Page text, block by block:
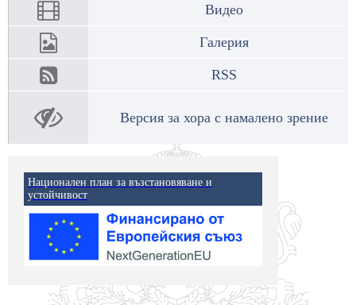
Видео
Галерия
RSS
Версия за хора с намалено зрение
Национален план за възстановяване и
устойчивост